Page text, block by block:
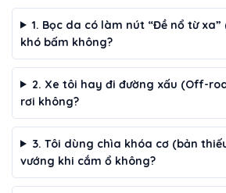
1. Bọc da có làm nút “Đề nổ từ
khó bấm không?
2. Xe tôi hay đi đường xấu (Off-
rơi không?
3. Tôi dùng chìa khóa cơ (bản
vướng khi cắm ổ không?